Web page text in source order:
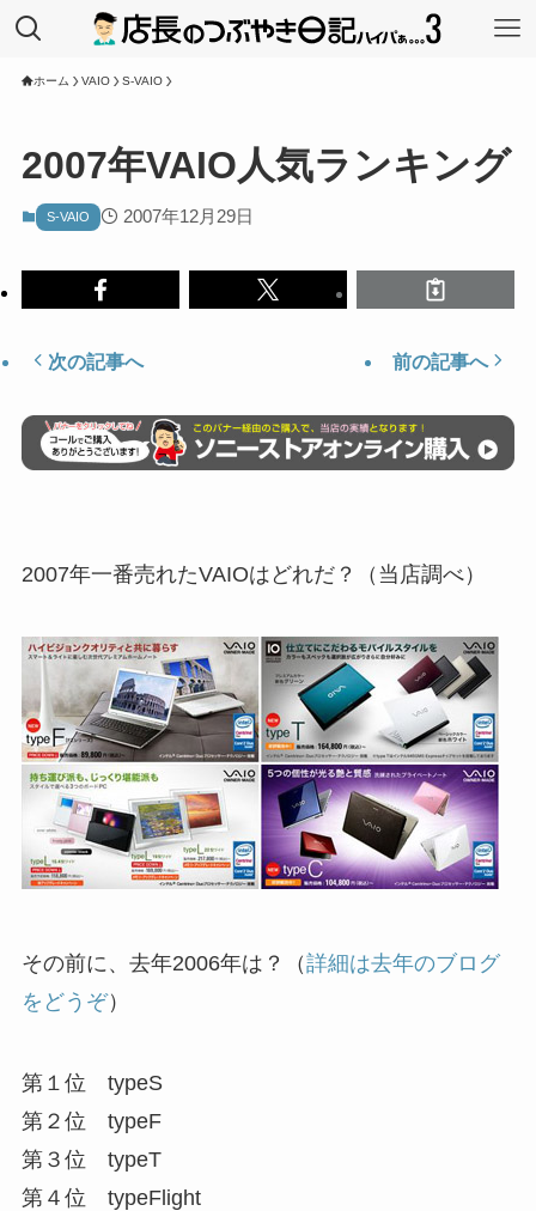
ホーム VAIO S-VAIO
2007年VAIO人気ランキング
S-VAIO 2007年12月29日
次の記事へ 前の記事へ
2007年一番売れたVAIOはどれだ？（当店調べ）
その前に、去年2006年は？（詳細は去年のブログ
をどうぞ）
第１位 typeS
第２位 typeF
第３位 typeT
第４位 typeFlight